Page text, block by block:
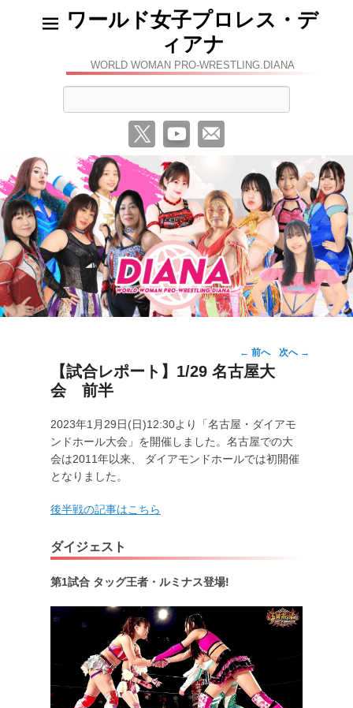
ワールド女子プロレス・デ
ィアナ
WORLD WOMAN PRO-WRESTLING.DIANA
投
稿
ゲ
ー
シ
← 前へ 次へ →
【試合レポート】1/29 名古屋大
会 前半
2023年1月29日(日)12:30より「名古屋・ダイアモ
ンドホール大会」を開催しました。名古屋での大
会は2011年以来、 ダイアモンドホールでは初開催
となりました。
後半戦の記事はこちら
ダイジェスト
第1試合 タッグ王者・ルミナス登場!